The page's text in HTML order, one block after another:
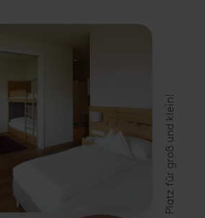
Platz für groß und klein!